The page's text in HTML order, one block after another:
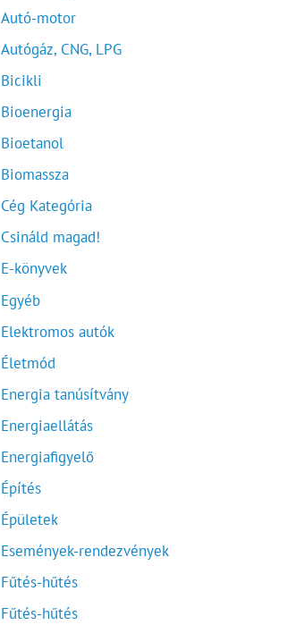
Autó-motor
Autógáz, CNG, LPG
Bicikli
Bioenergia
Bioetanol
Biomassza
Cég Kategória
Csináld magad!
E-könyvek
Egyéb
Elektromos autók
Életmód
Energia tanúsítvány
Energiaellátás
Energiafigyelő
Építés
Épületek
Események-rendezvények
Fűtés-hűtés
Fűtés-hűtés